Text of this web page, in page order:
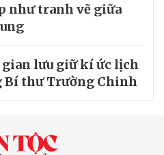
như tranh vẽ giữa
lưu giữ kí ức lịch
Bí thư Trường Chinh